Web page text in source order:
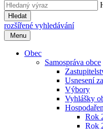
Hledat
rozšířené vyhledávání
Menu
Obec
Samospráva obce
Usnesení
Výbory
Vyhlášky
Rok
Rok